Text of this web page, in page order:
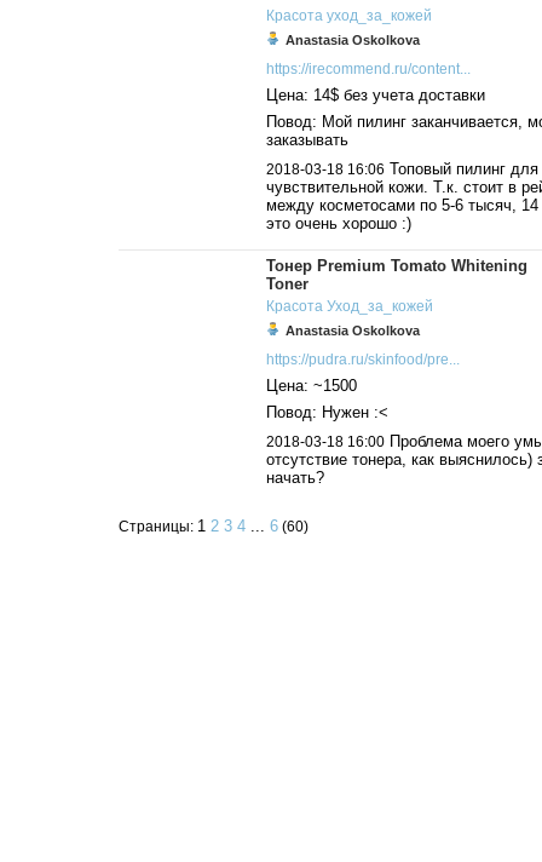
Красота уход_за_кожей
Anastasia Oskolkova
https://irecommend.ru/content...
Цена: 14$ без учета доставки
Повод: Мой пилинг заканчивается,
заказывать
2018-03-18 16:06 Топовый пилинг для
чувствительной кожи. Т.к. стоит в
между косметосами по 5-6 тысяч,
это очень хорошо :)
Тонер Premium Tomato Whitening
Toner
Красота Уход_за_кожей
Anastasia Oskolkova
https://pudra.ru/skinfood/pre...
Цена: ~1500
Повод: Нужен :<
2018-03-18 16:00 Проблема моего
отсутствие тонера, как выяснилось)
начать?
Страницы: 1 2 3 4 ... 6 (60)